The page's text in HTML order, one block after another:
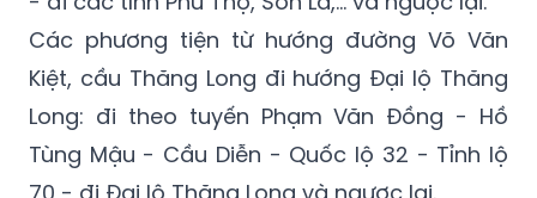
Kiệt, cầu Thăng Long đi hướng Đại lộ Thăng
Long: đi theo tuyến Phạm Văn Đồng - Hồ
Tùng Mậu - Cầu Diễn - Quốc lộ 32 - Tỉnh lộ
70 - đi Đại lộ Thăng Long và ngược lại.
Công an TP. Hà Nội yêu cầu tất cả các